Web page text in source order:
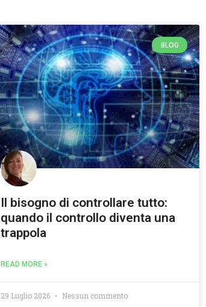
BLOG
Il bisogno di controllare tutto:
quando il controllo diventa una
trappola
READ MORE »
29 Luglio 2026 Nessun commento